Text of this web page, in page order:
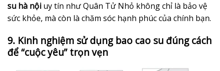
su hà nội uy tín như Quân Tử Nhỏ không chỉ là bảo vệ
sức khỏe, mà còn là chăm sóc hạnh phúc của chính bạn.
9. Kinh nghiệm sử dụng bao cao su đúng cách
để “cuộc yêu” trọn vẹn